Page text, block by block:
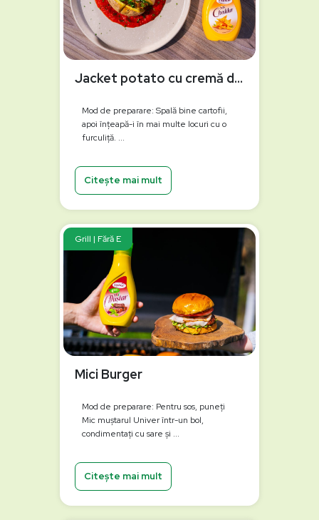
Jacket potato cu cremă de ardei copți la grătar
Mod de preparare: Spală bine cartofii,
apoi înțeapă-i în mai multe locuri cu o
furculiță. ...
Citește mai mult
Grill | Fără E
Mici Burger
Mod de preparare: Pentru sos, puneți
Mic muștarul Univer într-un bol,
condimentați cu sare și ...
Citește mai mult